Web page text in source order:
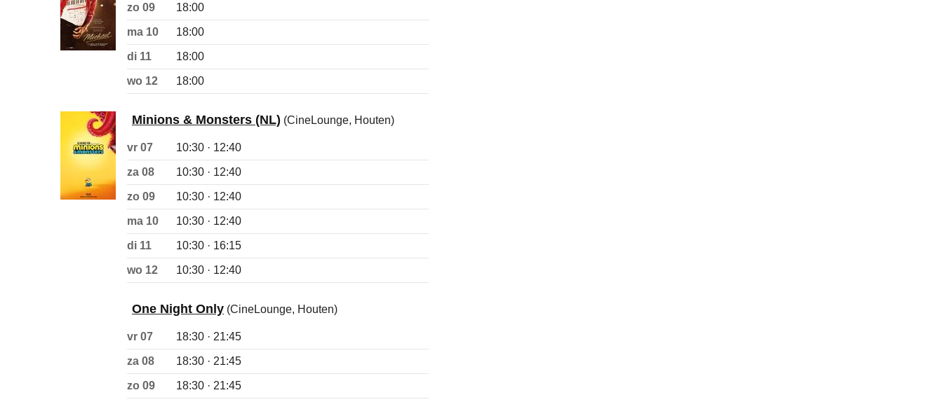
zo 09 18:00
ma 10 18:00
di 11 18:00
wo 12 18:00
Minions & Monsters (NL) (CineLounge, Houten)
vr 07 10:30 · 12:40
za 08 10:30 · 12:40
zo 09 10:30 · 12:40
ma 10 10:30 · 12:40
di 11 10:30 · 16:15
wo 12 10:30 · 12:40
One Night Only (CineLounge, Houten)
vr 07 18:30 · 21:45
za 08 18:30 · 21:45
zo 09 18:30 · 21:45